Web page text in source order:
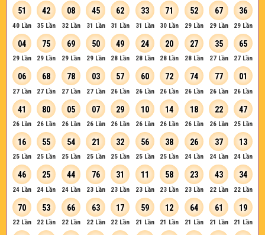
51
40 Lần
42
35 Lần
08
32 Lần
45
31 Lần
62
31 Lần
33
31 Lần
71
30 Lần
52
29 Lần
67
29 Lần
36
29 Lần
04
29 Lần
75
29 Lần
69
29 Lần
50
29 Lần
49
28 Lần
24
28 Lần
20
28 Lần
27
28 Lần
35
27 Lần
65
27 Lần
06
27 Lần
68
27 Lần
78
27 Lần
03
27 Lần
57
26 Lần
60
26 Lần
72
26 Lần
74
26 Lần
77
26 Lần
01
26 Lần
41
26 Lần
80
26 Lần
05
26 Lần
07
26 Lần
29
26 Lần
10
26 Lần
14
26 Lần
18
26 Lần
22
26 Lần
47
25 Lần
16
25 Lần
55
25 Lần
54
25 Lần
21
25 Lần
32
25 Lần
56
25 Lần
38
25 Lần
26
24 Lần
37
24 Lần
13
24 Lần
46
24 Lần
25
24 Lần
44
24 Lần
76
23 Lần
31
23 Lần
11
23 Lần
58
23 Lần
23
23 Lần
43
22 Lần
34
22 Lần
70
22 Lần
53
22 Lần
66
22 Lần
63
22 Lần
17
22 Lần
59
21 Lần
12
21 Lần
64
21 Lần
61
21 Lần
19
21 Lần